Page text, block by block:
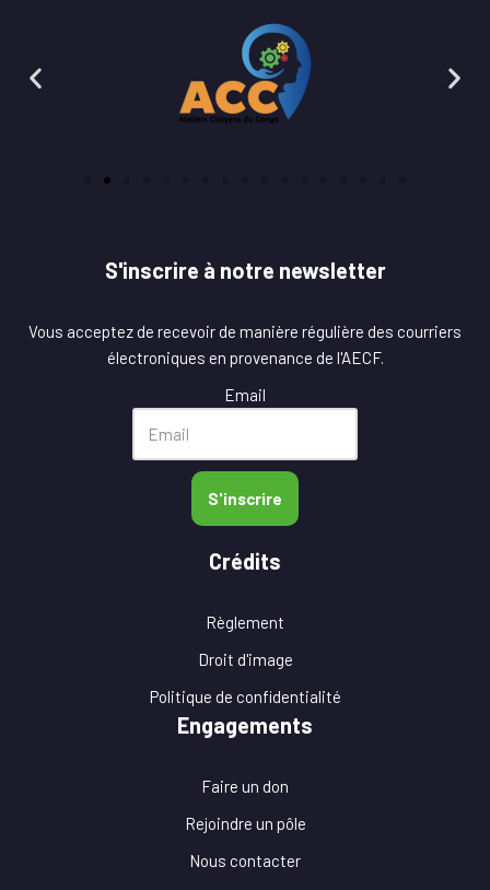
S'inscrire à notre newsletter
Vous acceptez de recevoir de manière régulière des courriers
électroniques en provenance de l'AECF.
Email
S'inscrire
Crédits
Règlement
Droit d'image
Politique de confidentialité
Engagements
Faire un don
Rejoindre un pôle
Nous contacter